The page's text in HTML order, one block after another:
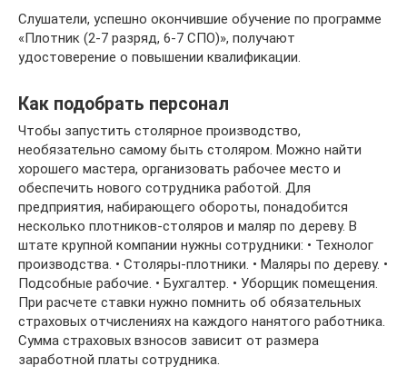
Слушатели, успешно окончившие обучение по программе
«Плотник (2-7 разряд, 6-7 СПО)», получают
удостоверение о повышении квалификации.
Как подобрать персонал
Чтобы запустить столярное производство,
необязательно самому быть столяром. Можно найти
хорошего мастера, организовать рабочее место и
обеспечить нового сотрудника работой. Для
предприятия, набирающего обороты, понадобится
несколько плотников-столяров и маляр по дереву. В
штате крупной компании нужны сотрудники: • Технолог
производства. • Столяры-плотники. • Маляры по дереву. •
Подсобные рабочие. • Бухгалтер. • Уборщик помещения.
При расчете ставки нужно помнить об обязательных
страховых отчислениях на каждого нанятого работника.
Сумма страховых взносов зависит от размера
заработной платы сотрудника.